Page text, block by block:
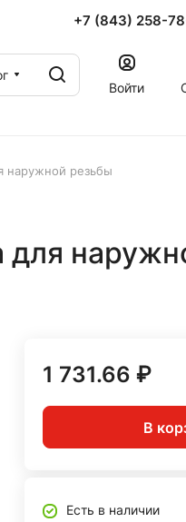
+7 (843) 258-
Войти
наружной резьбы
для
1 731.66 ₽
В
Есть в наличии